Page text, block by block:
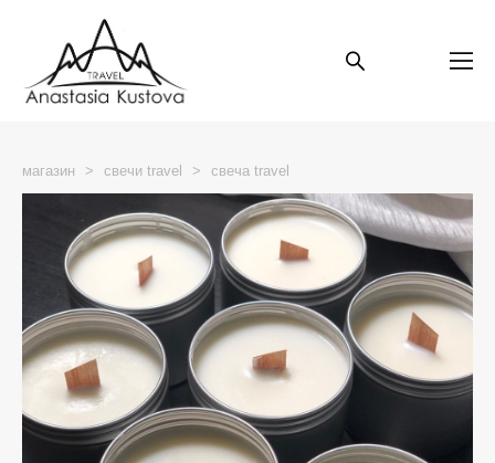
магазин > свечи travel > свеча travel